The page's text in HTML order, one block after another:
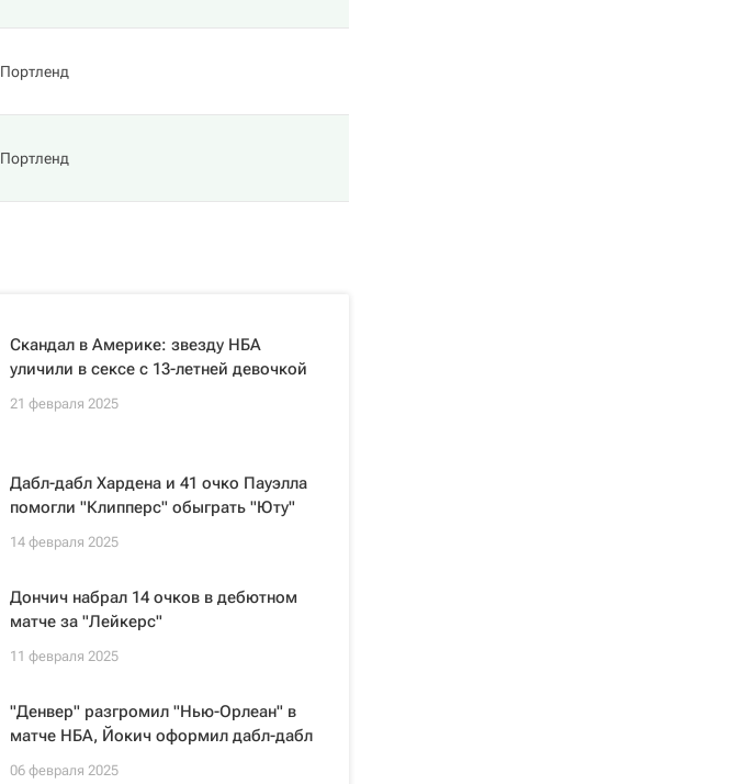
Портленд
Портленд
Скандал в Америке: звезду НБА
уличили в сексе с 13-летней девочкой
21 февраля 2025
Дабл-дабл Хардена и 41 очко Пауэлла
помогли "Клипперс" обыграть "Юту"
14 февраля 2025
Дончич набрал 14 очков в дебютном
матче за "Лейкерс"
11 февраля 2025
"Денвер" разгромил "Нью-Орлеан" в
матче НБА, Йокич оформил дабл-дабл
06 февраля 2025